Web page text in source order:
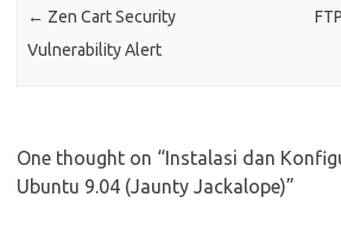
← Zen Cart Security
Vulnerability Alert
One thought on “Instalasi dan
Ubuntu 9.04 (Jaunty Jackalope)”